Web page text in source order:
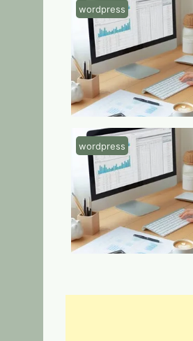
wordpress
wordpress